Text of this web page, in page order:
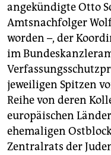
angekündigte Otto
Amtsnachfolger
worden –, der
im
jeweiligen Spitzen
Reihe von deren
europäischen
ehemaligen
Zentralrats der